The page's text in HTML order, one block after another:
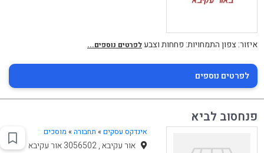
איזור: צפון התמחויות: פחחות וצבעלפרטים נוספים...
לפרטים נוספים
פנחסוב לביא
אינדקס עסקים » תחבורה» מוסכים
אור עקיבא , 3056502 אור עקיבא